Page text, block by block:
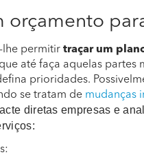
orçamento
lhe permitir traçar um
até faça aquelas partes
prioridades.
se tratam de mudanças
diretas empresas e